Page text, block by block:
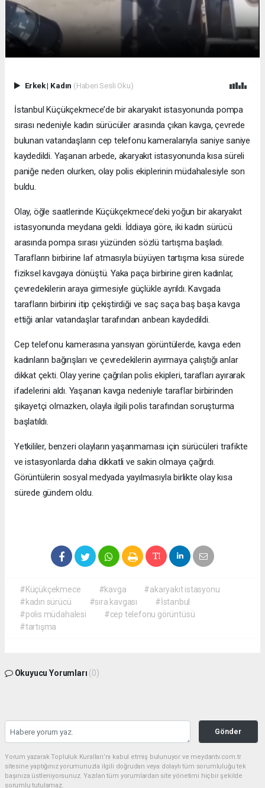
Erkek| Kadın (Haberi Sesli Oku)
İstanbul Küçükçekmece’de bir akaryakıt istasyonunda pompa
sırası nedeniyle kadın sürücüler arasında çıkan kavga, çevrede
bulunan vatandaşların cep telefonu kameralarıyla saniye saniye
kaydedildi. Yaşanan arbede, akaryakıt istasyonunda kısa süreli
paniğe neden olurken, olay polis ekiplerinin müdahalesiyle son
buldu.
Olay, öğle saatlerinde Küçükçekmece’deki yoğun bir akaryakıt
istasyonunda meydana geldi. İddiaya göre, iki kadın sürücü
arasında pompa sırası yüzünden sözlü tartışma başladı.
Tarafların birbirine laf atmasıyla büyüyen tartışma kısa sürede
fiziksel kavgaya dönüştü. Yaka paça birbirine giren kadınlar,
çevredekilerin araya girmesiyle güçlükle ayrıldı. Kavgada
tarafların birbirini itip çekiştirdiği ve saç saça baş başa kavga
ettiği anlar vatandaşlar tarafından anbean kaydedildi.
Cep telefonu kamerasına yansıyan görüntülerde, kavga eden
kadınların bağırışları ve çevredekilerin ayırmaya çalıştığı anlar
dikkat çekti. Olay yerine çağrılan polis ekipleri, tarafları ayırarak
ifadelerini aldı. Yaşanan kavga nedeniyle taraflar birbirinden
şikayetçi olmazken, olayla ilgili polis tarafından soruşturma
başlatıldı.
Yetkililer, benzeri olayların yaşanmaması için sürücüleri trafikte
ve istasyonlarda daha dikkatli ve sakin olmaya çağırdı.
Görüntülerin sosyal medyada yayılmasıyla birlikte olay kısa
sürede gündem oldu.
#Küçükçekmece #kavga
#akaryakıt istasyonu
#kadın sürücü
#sıra kavgası
#İstanbul
#polis müdahalesi
#cep telefonu görüntüsü
#tartışma
Okuyucu Yorumları (0)
Gönder
Yorum yazarak Topluluk Kuralları’nı kabul etmiş bulunuyor ve meydantv.com.tr
sitesine yaptığınız yorumunuzla ilgili doğrudan veya dolaylı tüm sorumluluğu tek
başınıza üstleniyorsunuz. Yazılan tüm yorumlardan site yönetimi hiçbir şekilde
sorumlu tutulamaz.